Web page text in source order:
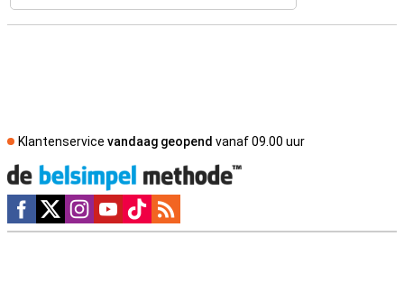
Klantenservice vandaag geopend vanaf 09.00 uur
Social media